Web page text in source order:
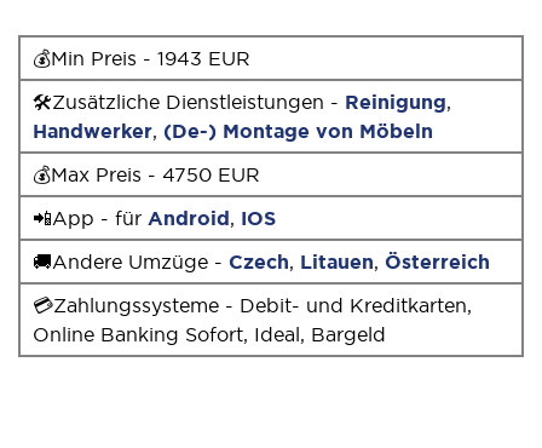
💰Min Preis - 1943 EUR
🛠Zusätzliche Dienstleistungen - Reinigung,
Handwerker, (De-) Montage von Möbeln
💰Max Preis - 4750 EUR
📲App - für Android, IOS
🚚Andere Umzüge - Czech, Litauen, Österreich
💳Zahlungssysteme - Debit- und Kreditkarten,
Online Banking Sofort, Ideal, Bargeld